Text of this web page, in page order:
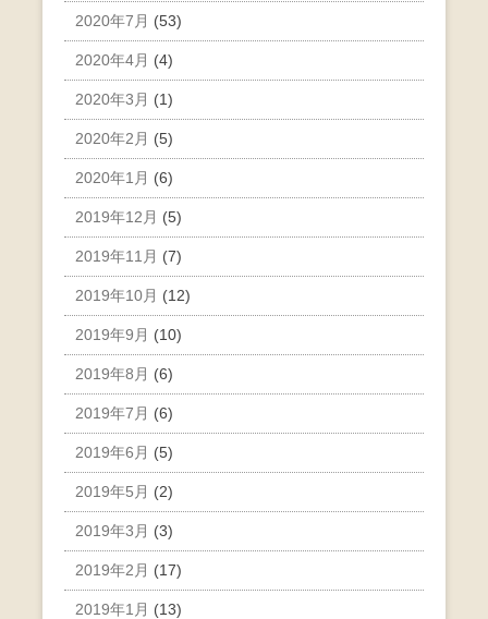
2020年7月 (53)
2020年4月 (4)
2020年3月 (1)
2020年2月 (5)
2020年1月 (6)
2019年12月 (5)
2019年11月 (7)
2019年10月 (12)
2019年9月 (10)
2019年8月 (6)
2019年7月 (6)
2019年6月 (5)
2019年5月 (2)
2019年3月 (3)
2019年2月 (17)
2019年1月 (13)